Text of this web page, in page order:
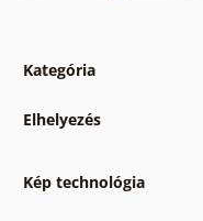
Kategória
Elhelyezés
Kép technológia